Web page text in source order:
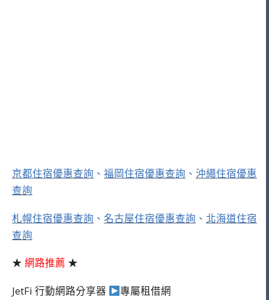
京都住宿優惠查詢 、 福岡住宿優惠查詢 、 沖繩住宿優惠
查詢
札幌住宿優惠查詢 、 名古屋住宿優惠查詢 、 北海道住宿
查詢
★ 網路推薦 ★
JetFi 行動網路分享器
專屬租借網